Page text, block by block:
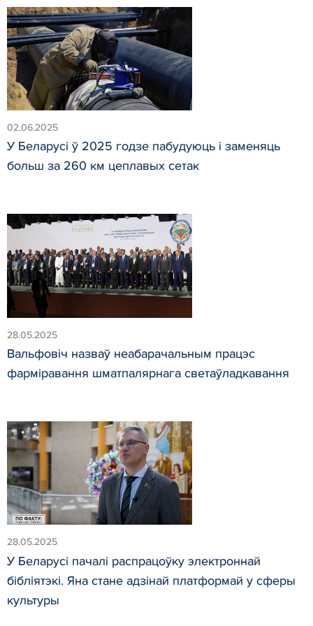
02.06.2025
У Беларусі ў 2025 годзе пабудуюць і заменяць
больш за 260 км цеплавых сетак
28.05.2025
Вальфовіч назваў неабарачальным працэс
фарміравання шматпалярнага светаўладкавання
28.05.2025
У Беларусі пачалі распрацоўку электроннай
бібліятэкі. Яна стане адзінай платформай у сферы
культуры